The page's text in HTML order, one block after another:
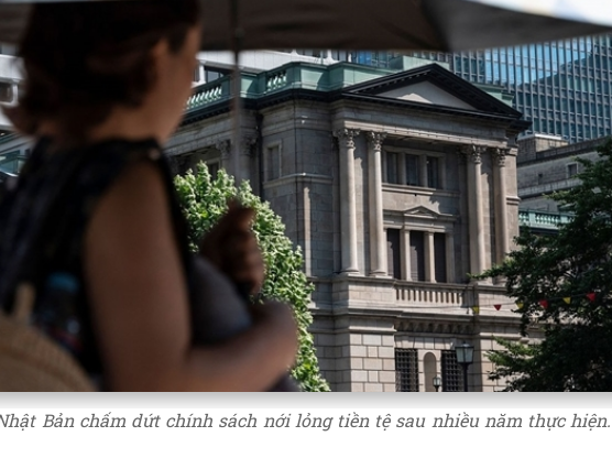
Bản chấm dứt chính sách nới lỏng tiền tệ sau nhiều năm thực hiện.